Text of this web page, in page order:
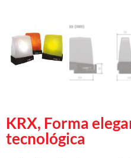
KRX, Forma
tecnológica